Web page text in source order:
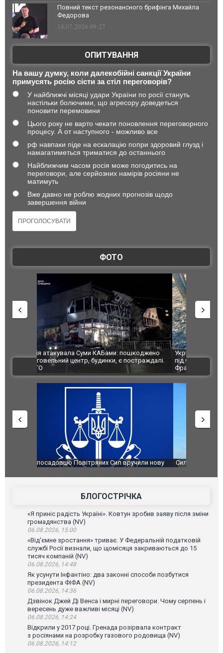
Повний текст резонансного брифінга Михайла
Федорова
18.07.2026 09:27
ОПИТУВАННЯ
На вашу думку, коли далекобійні санкції України
примусять росію сісти за стіл переговорів?
У найближчі місяці удари України по росії стануть
настільки болючими, що агресору доведеться
поновити перемовини
Цього року не варто чекати поновлення переговорного
процесу. А от наступного - можливо все
рф навпаки піде на ескалацію попри здоровий глузд і
намагатиметься триматися до останнього
Найближчим часом росія може погодитись на
переговори, але серйозних намірів росіяни не
матимуть
Вже давно не роблю жодних прогнозів щодо
завершення війни
ФОТО
Українські надзвичайники врятували козуленя
під час ліквідації масштабної лісової пожежі у
Франції
СБУ за
Болгарії
ВІДЕО
Сили оборони уразили Ярославський НПЗ:
губернатор регіону заявив про наймасштабнішу
атаку. ВІДЕО
Неймар
БЛОГОСТРІЧКА
«Я приніс радість Україні». Ковтун зробив заяву після зміни
громадянства (NV)
06.08.2026, 15:00
«Від'ємне зростання» триває. У Федеральній податковій
службі Росії визнали, що щомісяця закриваються до 15
тисяч компаній (NV)
06.08.2026, 14:48
Як усунути Інфантіно: два законні способи позбутися
президента ФІФА (NV)
06.08.2026, 14:36
Дзвінок Джей Ді Венса і мирні переговори. Чому серпень і
вересень дуже важливі місяці (NV)
06.08.2026, 14:24
Відкрили у 2017 році. Гренада розірвала контракт
з росіянами на розробку газового родовища (NV)
06.08.2026, 14:12